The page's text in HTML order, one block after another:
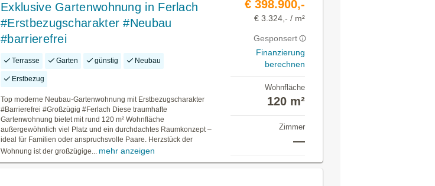
Exklusive Gartenwohnung in Ferlach
#Erstbezugscharakter #Neubau
#barrierefrei
Terrasse Garten günstig Neubau
Erstbezug
Top moderne Neubau-Gartenwohnung mit Erstbezugscharakter
#Barrierefrei #Großzügig #Ferlach Diese traumhafte
Gartenwohnung bietet mit rund 120 m² Wohnfläche
außergewöhnlich viel Platz und ein durchdachtes Raumkonzept –
ideal für Familien oder anspruchsvolle Paare. Herzstück der
Wohnung ist der großzügige... mehr anzeigen
€ 398.900,-
€ 3.324,- / m²
Gesponsert
Finanzierung
berechnen
Wohnfläche
120 m²
Zimmer
—